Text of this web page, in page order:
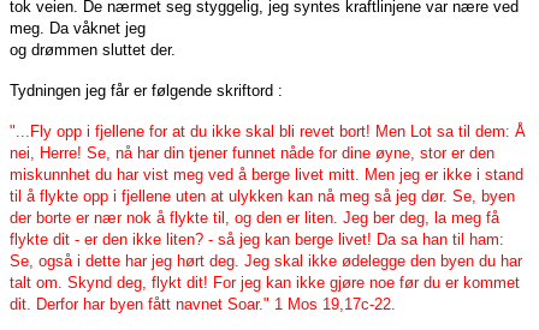
tok veien. De nærmet seg styggelig, jeg syntes kraftlinjene var nære ved
meg. Da våknet jeg
og drømmen sluttet der.
Tydningen jeg får er følgende skriftord :
"...Fly opp i fjellene for at du ikke skal bli revet bort! Men Lot sa til dem: Å
nei, Herre! Se, nå har din tjener funnet nåde for dine øyne, stor er den
miskunnhet du har vist meg ved å berge livet mitt. Men jeg er ikke i stand
til å flykte opp i fjellene uten at ulykken kan nå meg så jeg dør. Se, byen
der borte er nær nok å flykte til, og den er liten. Jeg ber deg, la meg få
flykte dit - er den ikke liten? - så jeg kan berge livet! Da sa han til ham:
Se, også i dette har jeg hørt deg. Jeg skal ikke ødelegge den byen du har
talt om. Skynd deg, flykt dit! For jeg kan ikke gjøre noe før du er kommet
dit. Derfor har byen fått navnet Soar." 1 Mos 19,17c-22.